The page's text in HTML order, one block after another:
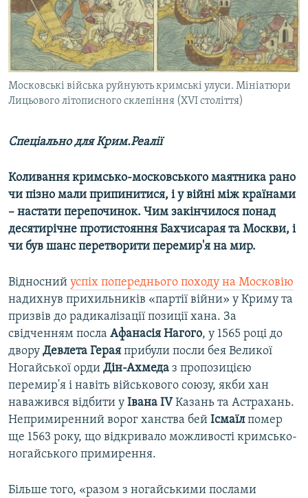
ВІДЕОУРОКИ «ELIFBE»
СВІДЧЕННЯ ОКУПАЦІЇ
УКРАЇНСЬКА ПРОБЛЕМА КРИМУ
ІНФОГРАФІКА
Русский
Qırımtatar
ДОЛУЧАЙСЯ!
Усі сайти RFE/RL
Московські війська руйнують кримські улуси. Мініатюри
Лицьового літописного склепіння (XVI століття)
Спеціально для Крим.Реалії
Коливання кримсько-московського маятника рано
чи пізно мали припинитися, і у війні між країнами
– настати перепочинок. Чим закінчилося понад
десятирічне протистояння Бахчисарая та Москви, і
чи був шанс перетворити перемир'я на мир.
Відносний успіх попереднього походу на Московію
надихнув прихильників «партії війни» у Криму та
призвів до радикалізації позиції хана. За
свідченням посла Афанасія Нагого, у 1565 році до
двору Девлета Герая прибули посли бея Великої
Ногайської орди Дін-Ахмеда з пропозицією
перемир'я і навіть військового союзу, якби хан
наважився відбити у Івана IV Казань та Астрахань.
Непримиренний ворог ханства бей Ісмаїлпомер
ще 1563 року, що відкривало можливості кримсько-
ногайського примирення.
Більше того, «разом з ногайськими послами